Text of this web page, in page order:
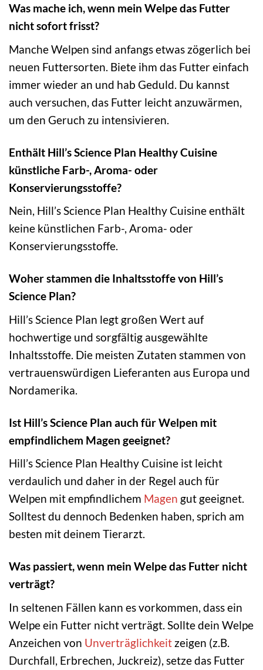
Was mache ich, wenn mein Welpe das Futter
nicht sofort frisst?
Manche Welpen sind anfangs etwas zögerlich bei
neuen Futtersorten. Biete ihm das Futter einfach
immer wieder an und hab Geduld. Du kannst
auch versuchen, das Futter leicht anzuwärmen,
um den Geruch zu intensivieren.
Enthält Hill’s Science Plan Healthy Cuisine
künstliche Farb-, Aroma- oder
Konservierungsstoffe?
Nein, Hill’s Science Plan Healthy Cuisine enthält
keine künstlichen Farb-, Aroma- oder
Konservierungsstoffe.
Woher stammen die Inhaltsstoffe von Hill’s
Science Plan?
Hill’s Science Plan legt großen Wert auf
hochwertige und sorgfältig ausgewählte
Inhaltsstoffe. Die meisten Zutaten stammen von
vertrauenswürdigen Lieferanten aus Europa und
Nordamerika.
Ist Hill’s Science Plan auch für Welpen mit
empfindlichem Magen geeignet?
Hill’s Science Plan Healthy Cuisine ist leicht
verdaulich und daher in der Regel auch für
Welpen mit empfindlichem Magen gut geeignet.
Solltest du dennoch Bedenken haben, sprich am
besten mit deinem Tierarzt.
Was passiert, wenn mein Welpe das Futter nicht
verträgt?
In seltenen Fällen kann es vorkommen, dass ein
Welpe ein Futter nicht verträgt. Sollte dein Welpe
Anzeichen von Unverträglichkeit zeigen (z.B.
Durchfall, Erbrechen, Juckreiz), setze das Futter